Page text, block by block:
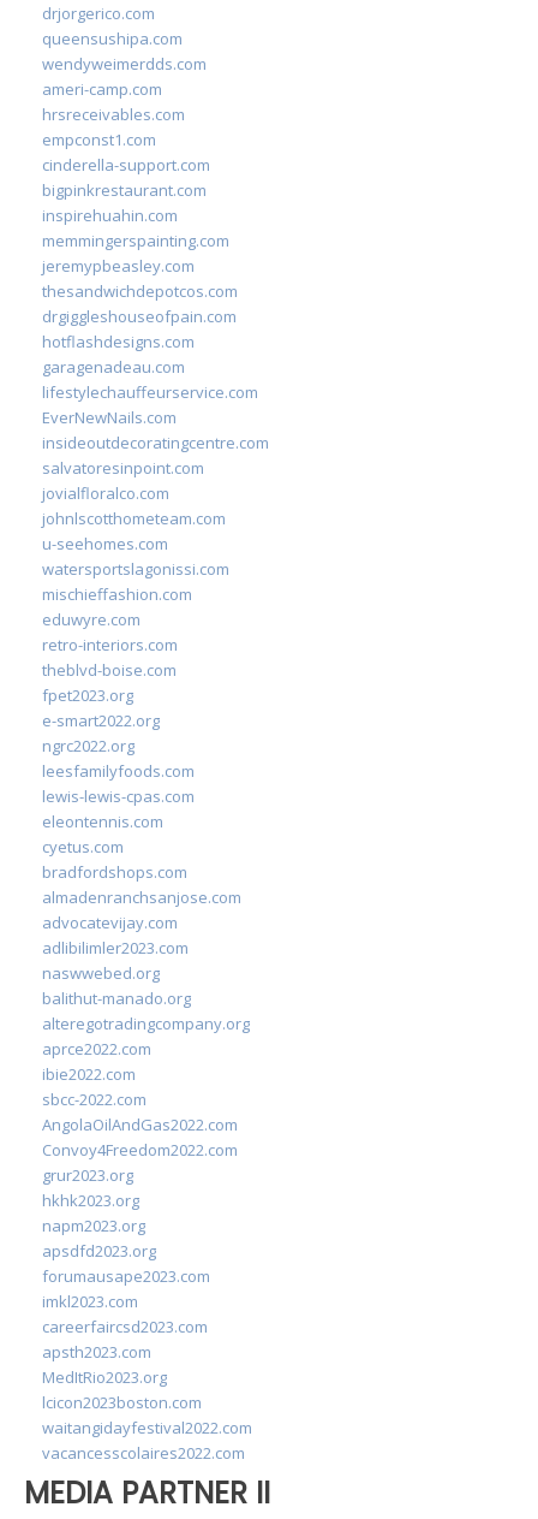
drjorgerico.com
queensushipa.com
wendyweimerdds.com
ameri-camp.com
hrsreceivables.com
empconst1.com
cinderella-support.com
bigpinkrestaurant.com
inspirehuahin.com
memmingerspainting.com
jeremypbeasley.com
thesandwichdepotcos.com
drgiggleshouseofpain.com
hotflashdesigns.com
garagenadeau.com
lifestylechauffeurservice.com
EverNewNails.com
insideoutdecoratingcentre.com
salvatoresinpoint.com
jovialfloralco.com
johnlscotthometeam.com
u-seehomes.com
watersportslagonissi.com
mischieffashion.com
eduwyre.com
retro-interiors.com
theblvd-boise.com
fpet2023.org
e-smart2022.org
ngrc2022.org
leesfamilyfoods.com
lewis-lewis-cpas.com
eleontennis.com
cyetus.com
bradfordshops.com
almadenranchsanjose.com
advocatevijay.com
adlibilimler2023.com
naswwebed.org
balithut-manado.org
alteregotradingcompany.org
aprce2022.com
ibie2022.com
sbcc-2022.com
AngolaOilAndGas2022.com
Convoy4Freedom2022.com
grur2023.org
hkhk2023.org
napm2023.org
apsdfd2023.org
forumausape2023.com
imkl2023.com
careerfaircsd2023.com
apsth2023.com
MedItRio2023.org
lcicon2023boston.com
waitangidayfestival2022.com
vacancesscolaires2022.com
MEDIA PARTNER II